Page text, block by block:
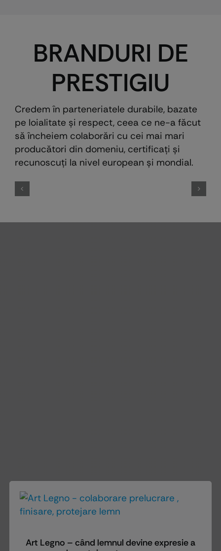
BRANDURI DE
PRESTIGIU
Credem în parteneriatele durabile, bazate
pe loialitate și respect, ceea ce ne-a făcut
să încheiem colaborări cu cei mai mari
producători din domeniu, certificaţi şi
recunoscuţi la nivel european şi mondial.
Art Legno – când lemnul devine expresie a